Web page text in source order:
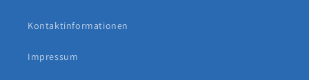
Kontaktinformationen
Impressum